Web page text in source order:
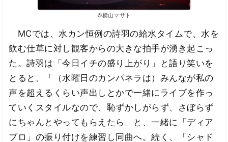
©横山マサト
MCでは、水カン恒例の詩羽の給水タイムで、水を
飲む仕草に対し観客からの大きな拍手が湧き起こっ
た。詩羽は「今日イチの盛り上がり」と語り笑いを
とると、「（水曜日のカンパネラは）みんなが私の
声を超えるくらい声出しとかで一緒にライブを作っ
ていくスタイルなので、恥ずかしがらず、さぼらず
にちゃんとやってもらえたら」と、一緒に「ディア
ブロ」の振り付けを練習し同曲へ。続く、「シャド